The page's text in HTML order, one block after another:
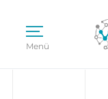
Menü